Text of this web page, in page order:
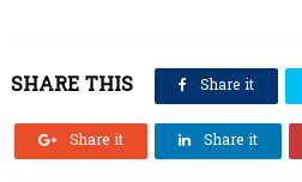
SHARE THIS Share it
Share it Share it